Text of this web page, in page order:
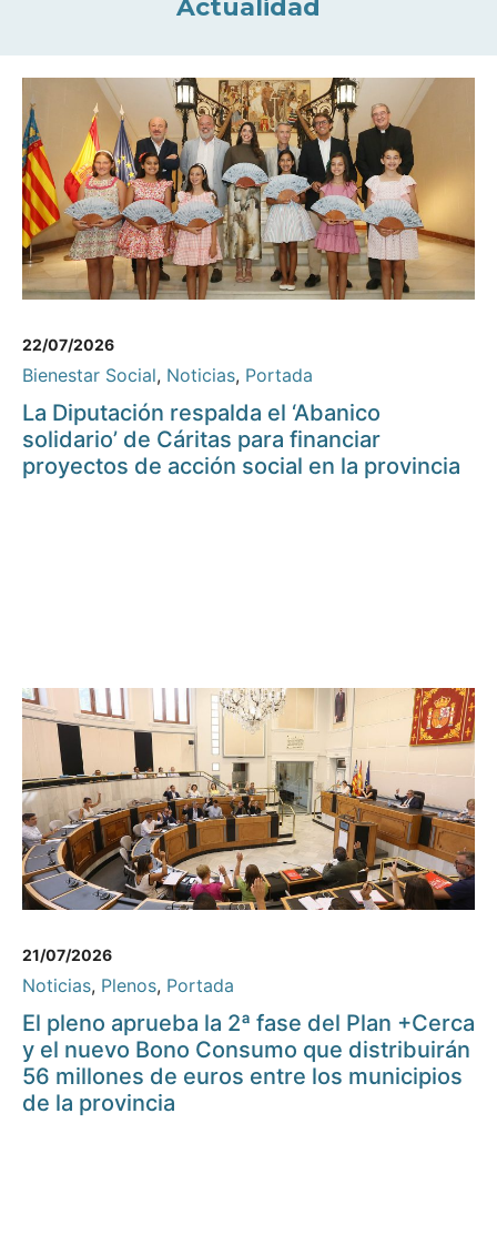
Actualidad
22/07/2026
Bienestar Social, Noticias, Portada
La Diputación respalda el ‘Abanico
solidario’ de Cáritas para financiar
proyectos de acción social en la provincia
21/07/2026
Noticias, Plenos, Portada
El pleno aprueba la 2ª fase del Plan +Cerca
y el nuevo Bono Consumo que distribuirán
56 millones de euros entre los municipios
de la provincia